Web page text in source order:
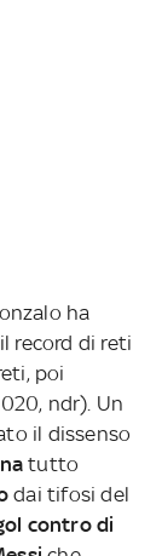
ha
record di reti
poi
ndr). Un
il dissenso
tutto
dai tifosi del
contro di